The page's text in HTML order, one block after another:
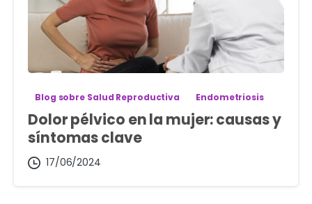
Blog sobre Salud Reproductiva Endometriosis
Dolor pélvico en la mujer: causas y
síntomas clave
17/06/2024